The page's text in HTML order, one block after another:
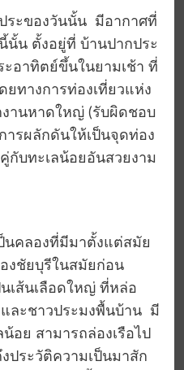
ระของวันนั้น มีอากาศที่
นั้น ตั้งอยู่ที่ บ้านปากประ
อาทิตย์ขึ้นในยามเช้า ที่
ทางการท่องเที่ยวแห่ง
งานหาดใหญ่ (รับผิดชอบ
รผลักดันให้เป็นจุดท่อง
กับทะเลน้อยอันสวยงาม
นคลองที่มีมาตั้งแต่สมัย
งชัยบุรีในสมัยก่อน
เส้นเลือดใหญ่ ที่หล่อ
ละชาวประมงพื้นบ้าน มี
อย สามารถล่องเรือไป
ประวัติความเป็นมาสัก